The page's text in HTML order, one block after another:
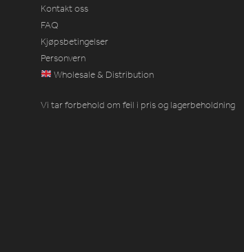
Kontakt oss
FAQ
Kjøpsbetingelser
Personvern
Wholesale & Distribution
Vi tar forbehold om feil i pris og lagerbeholdning